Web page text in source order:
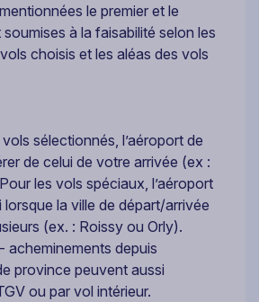
le premier et le
à la faisabilité selon les
choisis et les aléas des vols
sélectionnés, l’aéroport de
de celui de votre arrivée (ex :
les vols spéciaux, l’aéroport
lorsque la ville de départ/arrivée
(ex. : Roissy ou Orly).
acheminements depuis
province peuvent aussi
ou par vol intérieur.